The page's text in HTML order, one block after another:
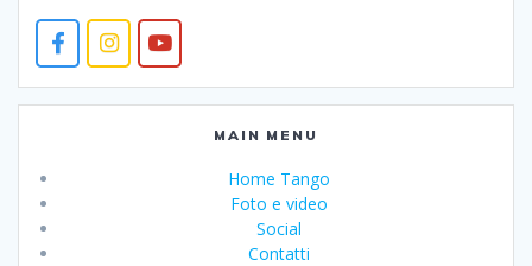
MAIN MENU
Home Tango
Foto e video
Social
Contatti